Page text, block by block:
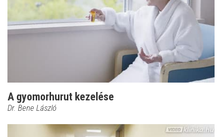
A gyomorhurut kezelése
Dr. Bene László